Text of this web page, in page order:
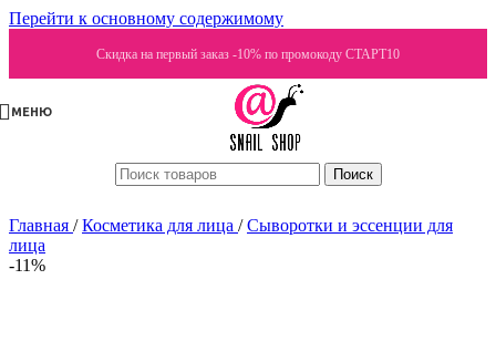
Перейти к основному содержимому
Скидка на первый заказ -10% по промокоду СТАРТ10
МЕНЮ
Поиск
Главная / Косметика для лица / Сыворотки и эссенции для
лица
-11%